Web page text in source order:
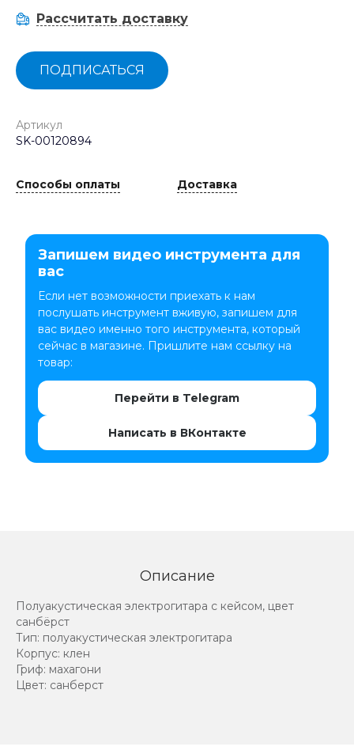
Рассчитать доставку
ПОДПИСАТЬСЯ
Артикул
SK-00120894
Способы оплаты Доставка
Запишем видео инструмента для
вас
Если нет возможности приехать к нам
послушать инструмент вживую, запишем для
вас видео именно того инструмента, который
сейчас в магазине. Пришлите нам ссылку на
товар:
Перейти в Telegram
Написать в ВКонтакте
Описание
Полуакустическая электрогитара с кейсом, цвет
санбёрст
Тип: полуакустическая электрогитара
Корпус: клен
Гриф: махагони
Цвет: санберст